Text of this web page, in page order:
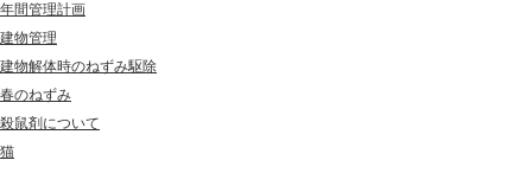
年間管理計画
建物管理
建物解体時のねずみ駆除
春のねずみ
殺鼠剤について
猫